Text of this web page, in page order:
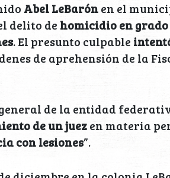
Abel LeBarónen el
delito de homicidio en grado
. El presunto culpable
de aprehensión de la
de la entidad
de un juezen materia
con lesiones”.